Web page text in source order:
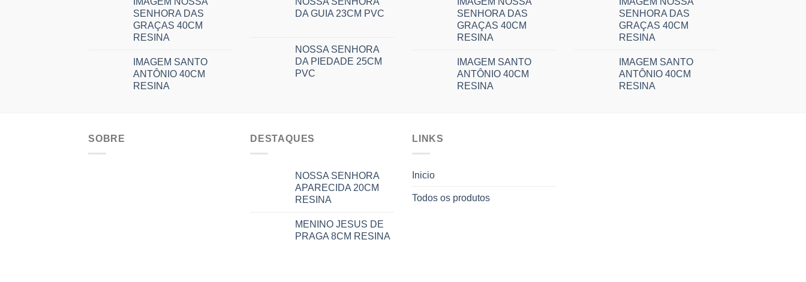
SENHORA DAS
GRAÇAS 40CM
RESINA
IMAGEM SANTO
ANTÔNIO 40CM
RESINA
DA GUIA 23CM PVC
NOSSA SENHORA
DA PIEDADE 25CM
PVC
SENHORA DAS
GRAÇAS 40CM
RESINA
IMAGEM SANTO
ANTÔNIO 40CM
RESINA
SENHORA DAS
GRAÇAS 40CM
RESINA
IMAGEM SANTO
ANTÔNIO 40CM
RESINA
SOBRE DESTAQUES
NOSSA SENHORA
APARECIDA 20CM
RESINA
MENINO JESUS DE
PRAGA 8CM RESINA
LINKS
Inicio
Todos os produtos